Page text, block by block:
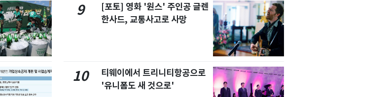
9
[포토] 영화 '원스' 주인공 글렌
한사드, 교통사고로 사망
10
티웨이에서 트리니티항공으로
'유니폼도 새 것으로'